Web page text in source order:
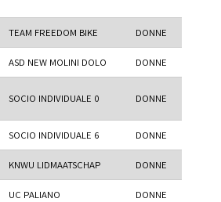
TEAM FREEDOM BIKE DONNE
ASD NEW MOLINI DOLO DONNE
SOCIO INDIVIDUALE 0 DONNE
SOCIO INDIVIDUALE 6 DONNE
KNWU LIDMAATSCHAP DONNE
UC PALIANO DONNE